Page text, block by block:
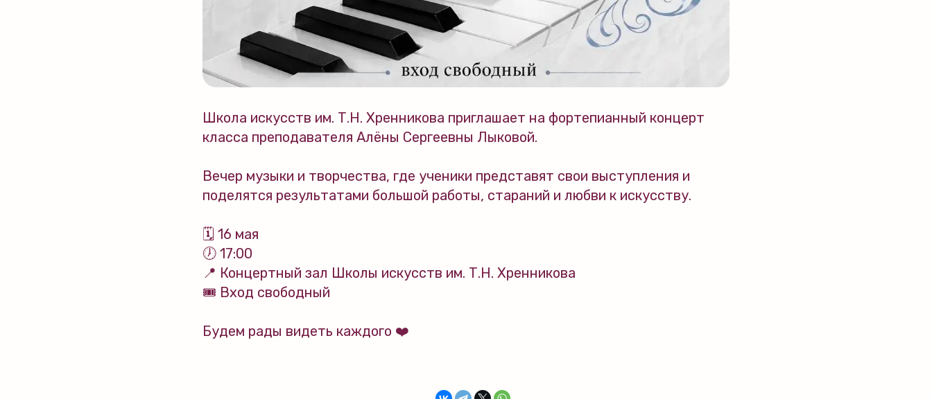
Школа искусств им. Т.Н. Хренникова приглашает на фортепианный концерт
класса преподавателя Алёны Сергеевны Лыковой.
Вечер музыки и творчества, где ученики представят свои выступления и
поделятся результатами большой работы, стараний и любви к искусству.
🗓️ 16 мая
🕖 17:00
📍 Концертный зал Школы искусств им. Т.Н. Хренникова
🎟 Вход свободный
Будем рады видеть каждого ❤️